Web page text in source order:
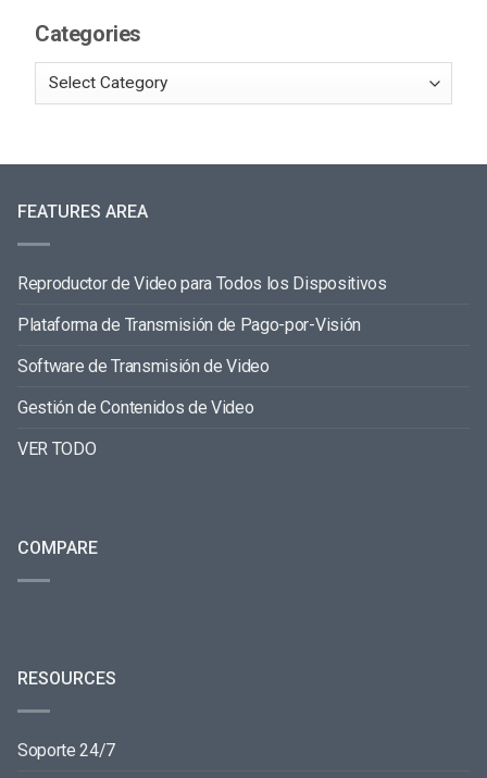
Categories
FEATURES AREA
Reproductor de Video para Todos los Dispositivos
Plataforma de Transmisión de Pago-por-Visión
Software de Transmisión de Video
Gestión de Contenidos de Video
VER TODO
COMPARE
RESOURCES
Soporte 24/7